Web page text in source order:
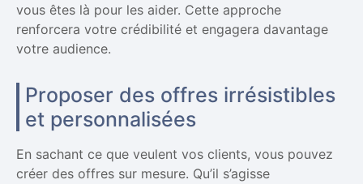
vous êtes là pour les aider. Cette approche
renforcera votre crédibilité et engagera davantage
votre audience.
Proposer des offres irrésistibles
et personnalisées
En sachant ce que veulent vos clients, vous pouvez
créer des offres sur mesure. Qu’il s’agisse